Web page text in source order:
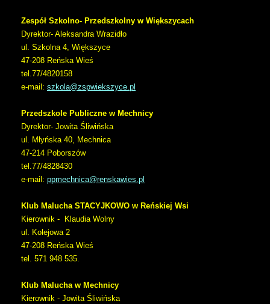
Zespół Szkolno- Przedszkolny w Większycach
Dyrektor- Aleksandra Wrazidło
ul. Szkolna 4, Większyce
47-208 Reńska Wieś
tel.77/4820158
e-mail: szkola@zspwiekszyce.pl
Przedszkole Publiczne w Mechnicy
Dyrektor- Jowita Śliwińska
ul. Młyńska 40, Mechnica
47-214 Poborszów
tel.77/4828430
e-mail: ppmechnica@renskawies.pl
Klub Malucha STACYJKOWO w Reńskiej Wsi
Kierownik - Klaudia Wolny
ul. Kolejowa 2
47-208 Reńska Wieś
tel. 571 948 535.
Klub Malucha w Mechnicy
Kierownik - Jowita Śliwińska